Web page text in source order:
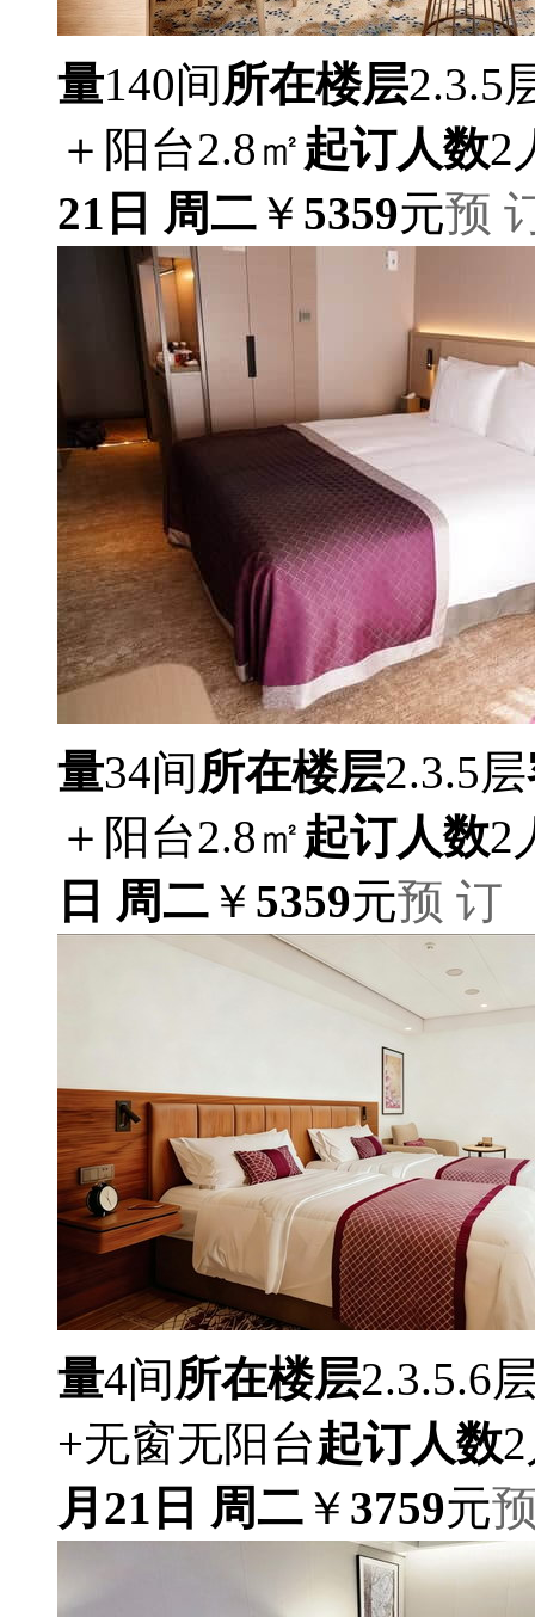
量140间所在楼层2.3.5
＋阳台2.8㎡起订人数2
21日 周二 ￥ 5359元预
量34间所在楼层2.3.5层
＋阳台2.8㎡起订人数2
日 周二 ￥ 5359元预 订
量4间所在楼层2.3.5.6
+无窗无阳台起订人数
月21日 周二 ￥ 3759元